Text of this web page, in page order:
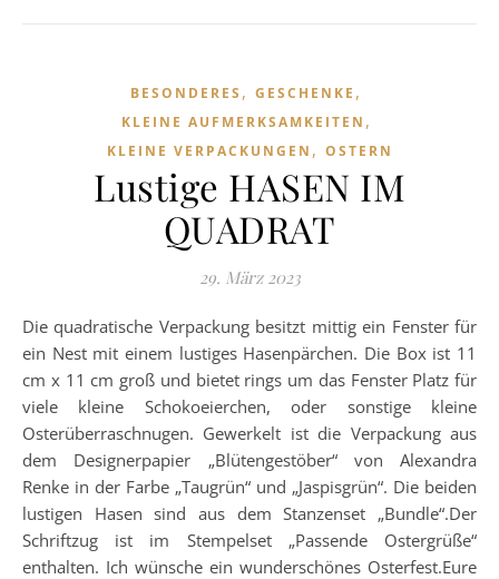
BESONDERES , GESCHENKE ,
KLEINE AUFMERKSAMKEITEN ,
KLEINE VERPACKUNGEN , OSTERN
Lustige HASEN IM
QUADRAT
29. März 2023
Die quadratische Verpackung besitzt mittig ein Fenster für
ein Nest mit einem lustiges Hasenpärchen. Die Box ist 11
cm x 11 cm groß und bietet rings um das Fenster Platz für
viele kleine Schokoeierchen, oder sonstige kleine
Osterüberraschnugen. Gewerkelt ist die Verpackung aus
dem Designerpapier „Blütengestöber“ von Alexandra
Renke in der Farbe „Taugrün“ und „Jaspisgrün“. Die beiden
lustigen Hasen sind aus dem Stanzenset „Bundle“.Der
Schriftzug ist im Stempelset „Passende Ostergrüße“
enthalten. Ich wünsche ein wunderschönes Osterfest.Eure